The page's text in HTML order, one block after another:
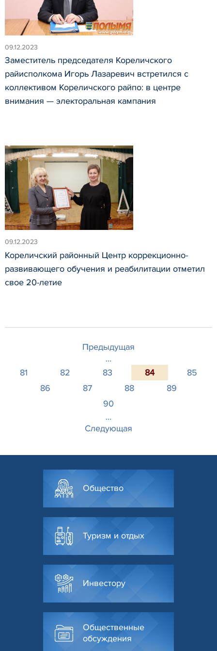
09.12.2023
Заместитель председателя Кореличского
райисполкома Игорь Лазаревич встретился с
коллективом Кореличского райпо: в центре
внимания — электоральная кампания
09.12.2023
Кореличский районный Центр коррекционно-
развивающего обучения и реабилитации отметил
свое 20-летие
Предыдущая
...
81
82 83 84
85
86
87 88
89
90
...
Следующая
Общество
Туризм и отдых
Инвестору
Общественные
обсуждения